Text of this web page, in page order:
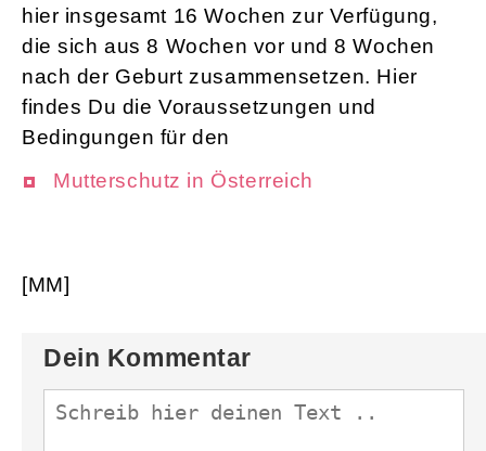
hier insgesamt 16 Wochen zur Verfügung,
die sich aus 8 Wochen vor und 8 Wochen
nach der Geburt zusammensetzen. Hier
findes Du die Voraussetzungen und
Bedingungen für den
Mutterschutz in Österreich
[MM]
Dein Kommentar